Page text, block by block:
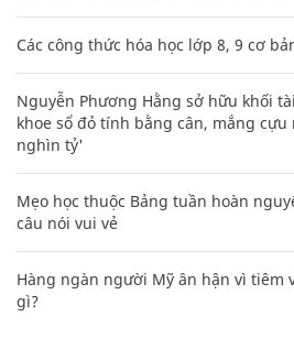
Các công thức hóa học lớp 8, 9 cơ
Nguyễn Phương Hằng sở hữu khối
khoe sổ đỏ tính bằng cân, mắng
nghìn tỷ'
Mẹo học thuộc Bảng tuần hoàn
câu nói vui vẻ
Hàng ngàn người Mỹ ân hận vì tiêm
gì?